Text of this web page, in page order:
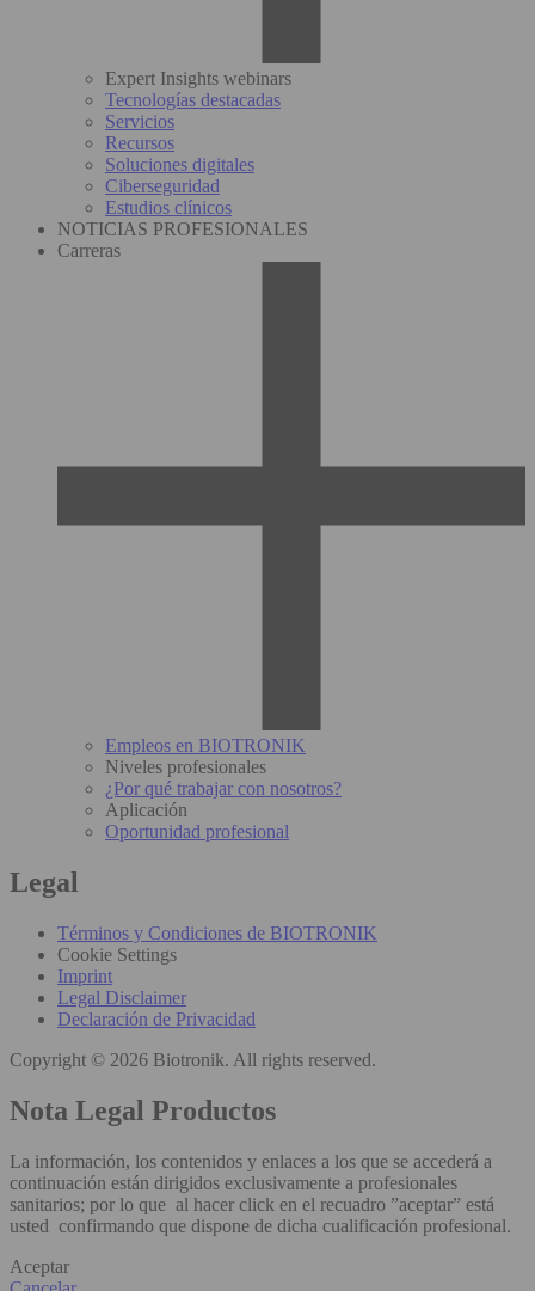
Expert Insights webinars
Tecnologías destacadas
Servicios
Recursos
Soluciones digitales
Ciberseguridad
Estudios clínicos
NOTICIAS PROFESIONALES
Carreras
Empleos en BIOTRONIK
Niveles profesionales
¿Por qué trabajar con nosotros?
Aplicación
Oportunidad profesional
Legal
Términos y Condiciones de BIOTRONIK
Cookie Settings
Imprint
Legal Disclaimer
Declaración de Privacidad
Copyright © 2026 Biotronik. All rights reserved.
Nota Legal Productos
La información, los contenidos y enlaces a los que se accederá a
continuación están dirigidos exclusivamente a profesionales
sanitarios; por lo que al hacer click en el recuadro ”aceptar” está
usted confirmando que dispone de dicha cualificación profesional.
Aceptar